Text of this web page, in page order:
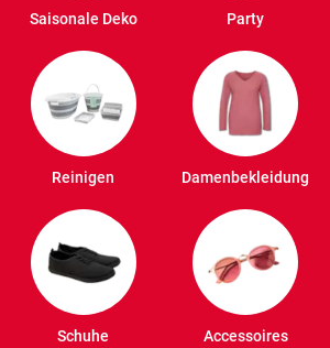
Saisonale Deko Party
Reinigen Damenbekleidung
Schuhe
Accessoires